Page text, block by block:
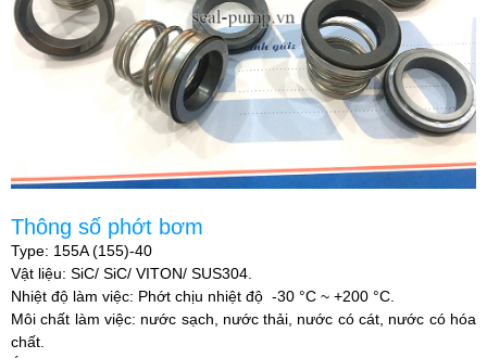
Thông số phớt bơm
Type: 155A (155)-40
Vật liệu: SiC/ SiC/ VITON/ SUS304.
Nhiệt độ làm việc: Phớt chịu nhiệt độ -30 °C ~ +200 °C.
Môi chất làm việc: nước sạch, nước thải, nước có cát, nước có hóa
chất.